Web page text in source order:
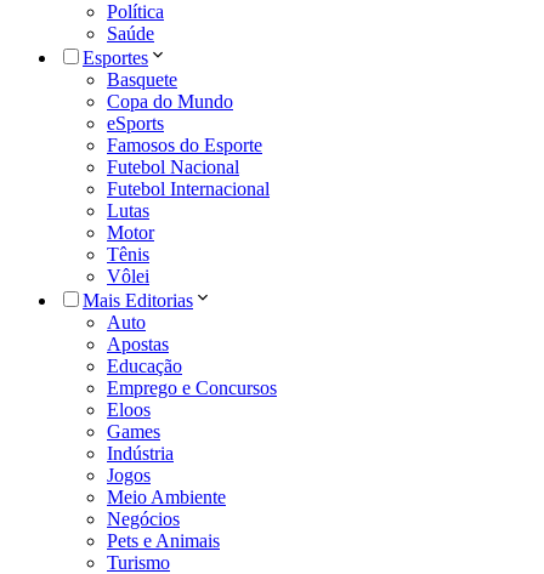
Política
Saúde
Esportes
Basquete
Copa do Mundo
eSports
Famosos do Esporte
Futebol Nacional
Futebol Internacional
Lutas
Motor
Tênis
Vôlei
Mais Editorias
Auto
Apostas
Educação
Emprego e Concursos
Eloos
Games
Indústria
Jogos
Meio Ambiente
Negócios
Pets e Animais
Turismo